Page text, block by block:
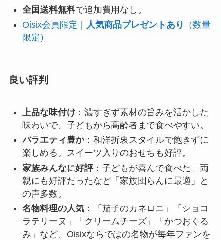
全国送料無料で追加費用なし。
Oisix会員限定｜
人気商品プレゼントあり
（数量
限定）
良い評判
上品な味付け：濃すぎず素材の旨みを活かした
味わいで、子どもから高齢者まで食べやすい。
バラエティ豊か：和洋折衷スタイルで飽きずに
楽しめる。スイーツ入りのおせちも好評。
家族みんなに好評：子どもが喜んで食べた、両
親にも好評だったなど「家族団らんに最適」と
の声多数。
名物料理の人気：「茄子のカネロニ」「ショコ
ラテリーヌ」「クリームチーズ」「かつおくる
み」など、Oisixならではの名物が毎年ファンを